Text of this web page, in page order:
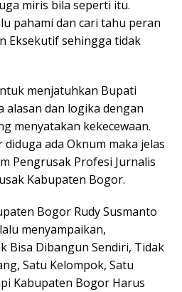
miris bila seperti itu.
pahami dan cari tahu peran
Eksekutif sehingga tidak
menjatuhkan Bupati
dan logika dengan
menyatakan kekecewaan.
ada Oknum maka jelas
Pengrusak Profesi Jurnalis
Kabupaten Bogor.
Bogor Rudy Susmanto
menyampaikan,
Bisa Dibangun Sendiri, Tidak
Satu Kelompok, Satu
Kabupaten Bogor Harus